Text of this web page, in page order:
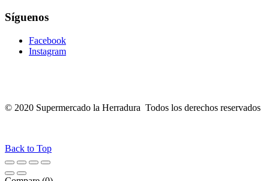
Síguenos
Facebook
Instagram
© 2020 Supermercado la Herradura Todos los derechos reservados
Back to Top